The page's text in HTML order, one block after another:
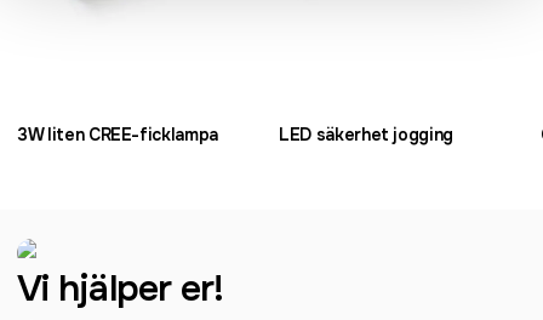
3W liten CREE-ficklampa LED säkerhet jogging
Vi hjälper er!